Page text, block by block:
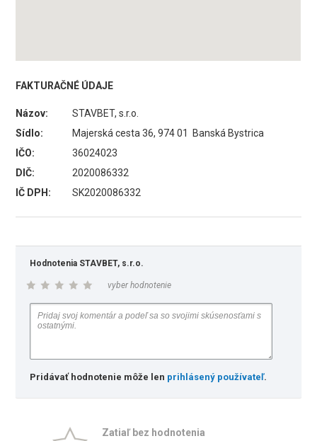
FAKTURAČNÉ ÚDAJE
Názov:
STAVBET, s.r.o.
Sídlo:
Majerská cesta 36, 974 01 Banská Bystrica
IČO:
36024023
DIČ:
2020086332
IČ DPH:
SK2020086332
Hodnotenia STAVBET, s.r.o.
vyber hodnotenie
Pridávať hodnotenie môže len prihlásený používateľ.
Zatiaľ bez hodnotenia